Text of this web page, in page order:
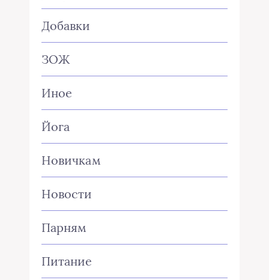
Добавки
ЗОЖ
Иное
Йога
Новичкам
Новости
Парням
Питание